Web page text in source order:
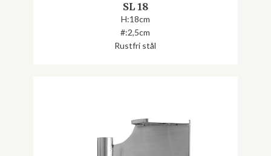
SL 18
H:18cm
#:2,5cm
Rustfri stål